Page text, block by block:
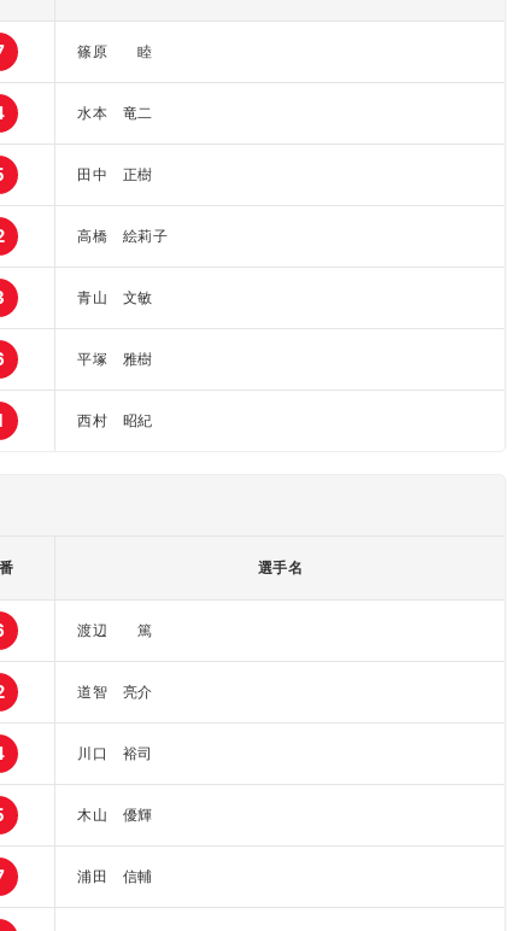
篠原 睦
水本 竜二
田中 正樹
高橋 絵莉子
青山 文敏
平塚 雅樹
西村 昭紀
選手名
渡辺 篤
道智 亮介
川口 裕司
木山 優輝
浦田 信輔